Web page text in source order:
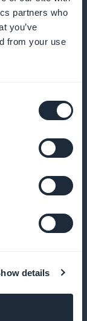
partners who
you’ve
from your use
details
dine og øke
uten